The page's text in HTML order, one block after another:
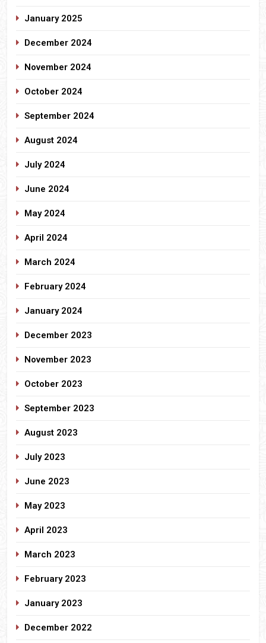
January 2025
December 2024
November 2024
October 2024
September 2024
August 2024
July 2024
June 2024
May 2024
April 2024
March 2024
February 2024
January 2024
December 2023
November 2023
October 2023
September 2023
August 2023
July 2023
June 2023
May 2023
April 2023
March 2023
February 2023
January 2023
December 2022